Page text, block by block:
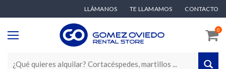
LLÁMANOS TE LLAMAMOS CONTACTO
0